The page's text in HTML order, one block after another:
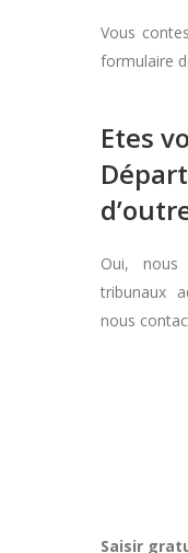
Vous
formulaire
Etes
Oui, nous
tribunaux
nous
Saisir